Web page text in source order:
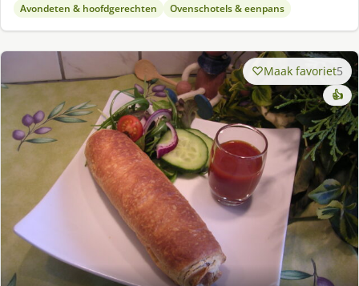
Avondeten & hoofdgerechten Ovenschotels & eenpans
Maak favoriet5
👍